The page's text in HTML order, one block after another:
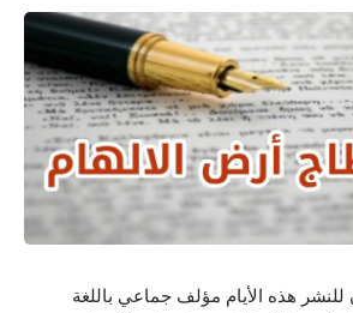
هذه الأيام مؤلف جماعي باللغة